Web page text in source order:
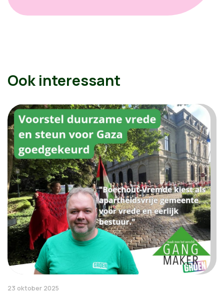
Ook interessant
23 oktober 2025